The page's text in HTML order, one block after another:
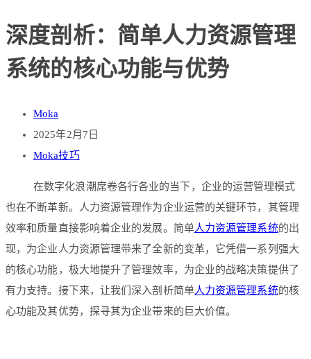
深度剖析：简单人力资源管理
系统的核心功能与优势
Moka
2025年2月7日
Moka技巧
在数字化浪潮席卷各行各业的当下，企业的运营管理模式
也在不断革新。人力资源管理作为企业运营的关键环节，其管理
效率和质量直接影响着企业的发展。简单人力资源管理系统的出
现，为企业人力资源管理带来了全新的变革，它凭借一系列强大
的核心功能，极大地提升了管理效率，为企业的战略决策提供了
有力支持。接下来，让我们深入剖析简单人力资源管理系统的核
心功能及其优势，探寻其为企业带来的巨大价值。